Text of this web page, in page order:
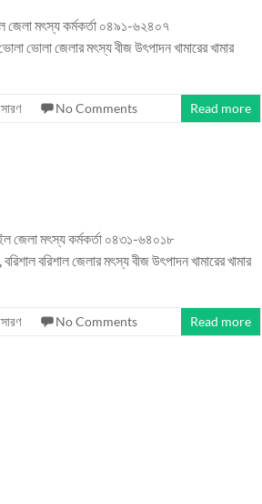
জেলা মৎস্য কর্মকর্তা ০৪৯১-৬২৪০৭
ভোলা জেলার মৎস্য বীজ উৎপাদন খামারের খামার
No Comments Read more
জেলা মৎস্য কর্মকর্তা ০৪৩১-৬৪০১৮
বরিশাল জেলার মৎস্য বীজ উৎপাদন খামারের খামার
No Comments Read more